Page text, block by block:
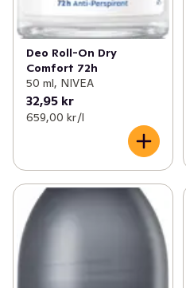
Deo Roll-On Dry
Comfort 72h
50 ml, NIVEA
32,95 kr
659,00 kr /l